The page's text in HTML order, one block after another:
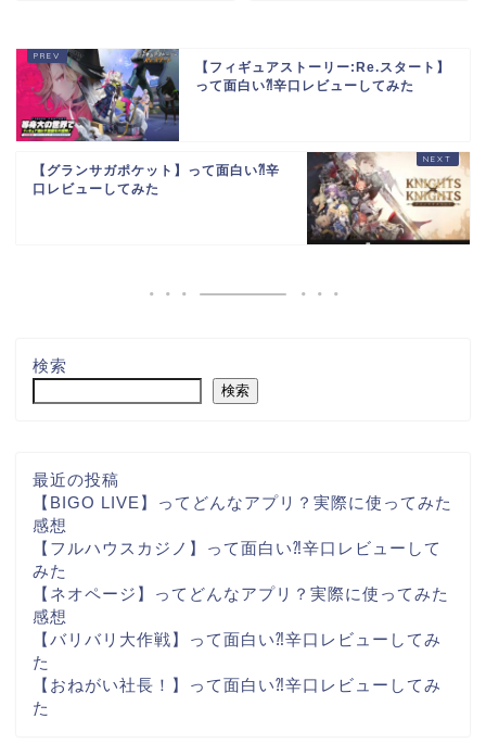
【フィギュアストーリー:Re.スタート】
って面白い⁈辛口レビューしてみた
【グランサガポケット】って面白い⁈辛
口レビューしてみた
検索
検索
最近の投稿
【BIGO LIVE】ってどんなアプリ？実際に使ってみた
感想
【フルハウスカジノ】って面白い⁈辛口レビューして
みた
【ネオページ】ってどんなアプリ？実際に使ってみた
感想
【バリバリ大作戦】って面白い⁈辛口レビューしてみ
た
【おねがい社長！】って面白い⁈辛口レビューしてみ
た